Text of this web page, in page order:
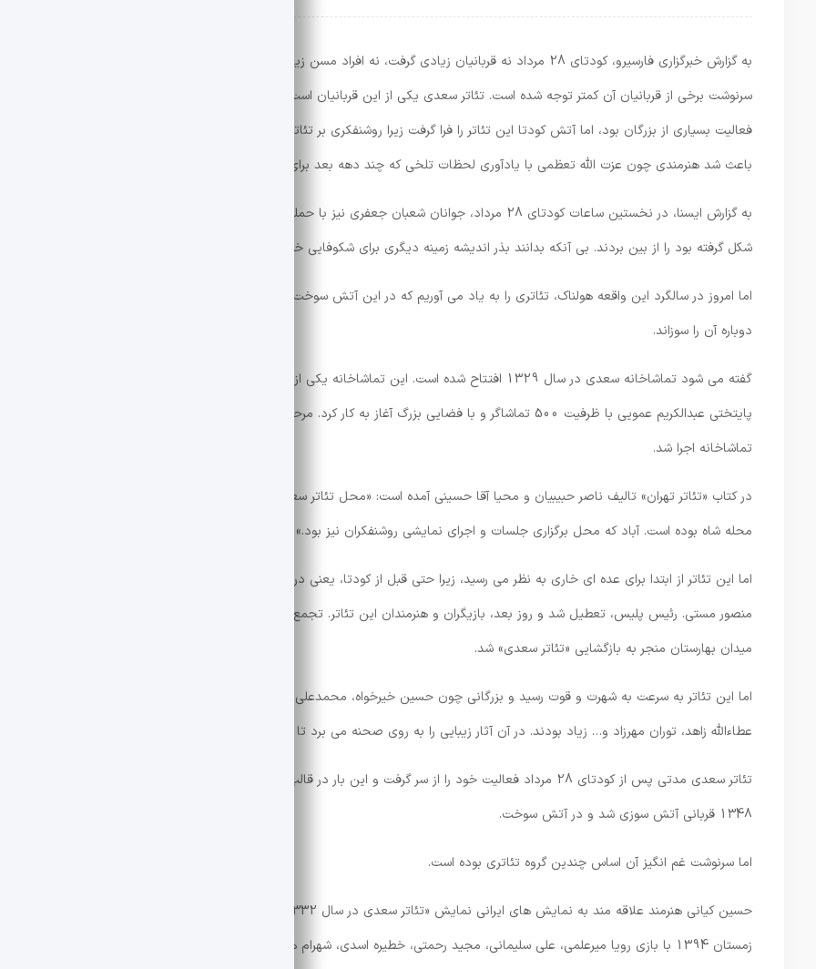
به گزارش خبرگزاری فارسیرو، کودتای 28 مرداد نه قربانیان زیادی گرفت، نه افراد مسن زیادی را کشت و نه آنها را روانه زندان کرد، اما در این
سرنوشت برخی از قربانیان آن کمتر توجه شده است. تئاتر سعدی یکی از این قربانیان است. تئاتری که روزگاری شکوه خاص خود را داشت و محل
فعالیت بسیاری از بزرگان بود، اما آتش کودتا این تئاتر را فرا گرفت زیرا روشنفکری بر تئاتر حاکم بود و این برای کودتاچیان خوشایند نبود.
باعث شد هنرمندی چون عزت الله تعظمی با یادآوری لحظات تلخی که چند دهه بعد برای این تئاتر اتفاق افتاده اشک بریزد.
به گزارش ایسنا، در نخستین ساعات کودتای 28 مرداد، جوانان شعبان جعفری نیز با حمله به این تماشاخانه، آن را به آتش کشیدند و تفکری
شکل گرفته بود را از بین بردند. بی آنکه بدانند بذر اندیشه زمینه دیگری برای شکوفایی خود می یابد.
اما امروز در سالگرد این واقعه هولناک، تئاتری را به یاد می آوریم که در این آتش سوخت و اگرچه مانند ققنوس دوباره متولد شد، اما گویی
دوباره آن را سوزاند.
پایتختی عبدالکریم عمویی با ظرفیت 500 تماشاگر و با فضایی بزرگ آغاز به کار کرد. مرحله گردان . «پنکه خانم ویندرمر» اولین نمایشی بود که
تماشاخانه اجرا شد.
در کتاب «تئاتر تهران» تالیف ناصر حبیبیان و محیا آقا حسینی آمده است: «محل تئاتر سعدی در دوران مشروطه خانه صاحب اختر برادر اقبال
محله شاه بوده است. آباد که محل برگزاری جلسات و اجرای نمایشی روشنفکران نیز بود.» آن زمان بود.
اما این تئاتر از ابتدا برای عده ای خاری به نظر می رسید، زیرا حتی قبل از کودتا، یعنی در سال 1300، همزمان با شب
منصور مستی. رئیس پلیس، تعطیل شد و روز بعد، بازیگران و هنرمندان این تئاتر. تجمع اعتراضی جمعی از مردم در مقابل مجلس شورای ملی
میدان بهارستان منجر به بازگشایی «تئاتر سعدی» شد.
اما این تئاتر به سرعت به شهرت و قوت رسید و بزرگانی چون حسین خیرخواه، محمدعلی جعفری، عزت الله نظامی، مهین دیهیم، عباس
عطاءالله زاهد، توران مهرزاد و… زیاد بودند. در آن آثار زیبایی را به روی صحنه می برد تا چراغ راه فرهنگ و هنر باشد.
تئاتر سعدی مدتی پس از کودتای 28 مرداد فعالیت خود را از سر گرفت و این بار در قالب سینما سعدی فعالیت جدیدی را آغاز کرد، اما بار
1348 قربانی آتش سوزی شد و در آتش سوخت.
اما سرنوشت غم انگیز آن اساس چندین گروه تئاتری بوده است.
حسین کیانی هنرمند علاقه مند به نمایش های ایرانی نمایش «تئاتر سعدی در سال 1332» را درباره سرنوشت عجیب این تئاتر اجرا
زمستان 1394 با بازی رویا میرعلمی، علی سلیمانی، مجید رحمتی، خطیره اسدی، شهرام هچیت دوست، امیر دلاوری، علیرضا آرا و… در سالن